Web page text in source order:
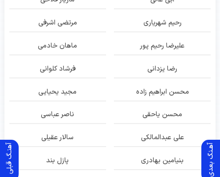
آهنـگ قبلی آهـنگ بعدی
رحیم شهریاری مرتضی اشرفی
علیرضا رحیم پور ماهان خادمی
رضا یزدانی فرشاد کلوانی
محسن ابراهیم زاده مجید یحیایی
محسن یاحقی ناصر عباسی
علی عبدالمالکی سالار عقیلی
بنیامین بهادری پازل بند